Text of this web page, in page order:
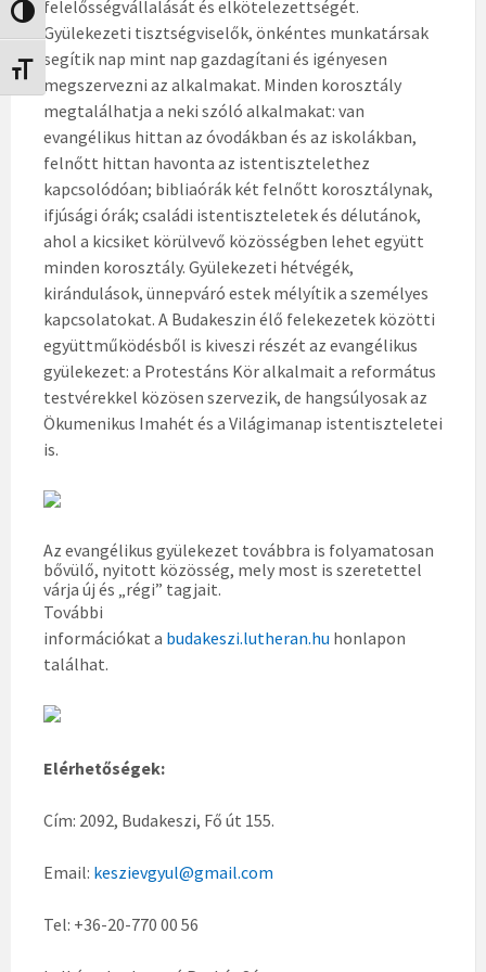
Nagy kontraszt váltása
Betűméret váltása
felelősségvállalását és elkötelezettségét.
Gyülekezeti tisztségviselők, önkéntes munkatársak
segítik nap mint nap gazdagítani és igényesen
megszervezni az alkalmakat. Minden korosztály
megtalálhatja a neki szóló alkalmakat: van
evangélikus hittan az óvodákban és az iskolákban,
felnőtt hittan havonta az istentisztelethez
kapcsolódóan; bibliaórák két felnőtt korosztálynak,
ifjúsági órák; családi istentiszteletek és délutánok,
ahol a kicsiket körülvevő közösségben lehet együtt
minden korosztály. Gyülekezeti hétvégék,
kirándulások, ünnepváró estek mélyítik a személyes
kapcsolatokat. A Budakeszin élő felekezetek közötti
együttműködésből is kiveszi részét az evangélikus
gyülekezet: a Protestáns Kör alkalmait a református
testvérekkel közösen szervezik, de hangsúlyosak az
Ökumenikus Imahét és a Világimanap istentiszteletei
is.
Az evangélikus gyülekezet továbbra is folyamatosan
bővülő, nyitott közösség, mely most is szeretettel
várja új és „régi” tagjait.
További
információkat a budakeszi.lutheran.hu honlapon
találhat.
Elérhetőségek:
Cím: 2092, Budakeszi, Fő út 155.
Email: keszievgyul@gmail.com
Tel: +36-20-770 00 56